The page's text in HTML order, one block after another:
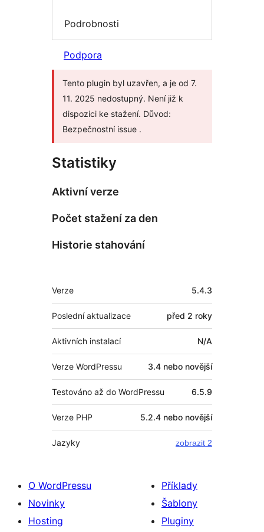
Podrobnosti
Podpora
Tento plugin byl uzavřen, a je od 7.
11. 2025 nedostupný. Není již k
dispozici ke stažení. Důvod:
Bezpečnostní issue .
Statistiky
Aktivní verze
Počet stažení za den
Historie stahování
Meta
Verze 5.4.3
Poslední aktualizace před 2 roky
Aktivních instalací N/A
Verze WordPressu 3.4 nebo novější
Testováno až do WordPressu 6.5.9
Verze PHP 5.2.4 nebo novější
Jazyky zobrazit 2
O WordPressu
Novinky
Hosting
Příklady
Šablony
Pluginy